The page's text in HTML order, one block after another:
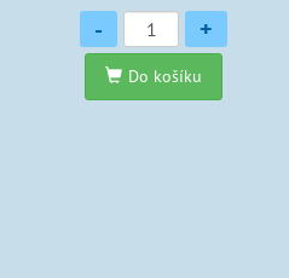
Množství
- +
Do košíku